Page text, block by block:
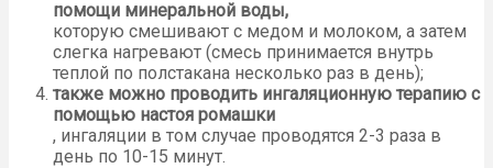
помощи минеральной воды,
которую смешивают с медом и молоком, а затем
слегка нагревают (смесь принимается внутрь
теплой по полстакана несколько раз в день);
также можно проводить ингаляционную терапию с
помощью настоя ромашки
, ингаляции в том случае проводятся 2-3 раза в
день по 10-15 минут.